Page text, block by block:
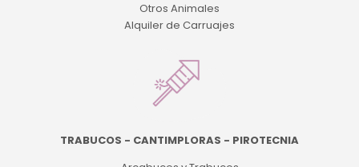
Otros Animales
Alquiler de Carruajes
TRABUCOS - CANTIMPLORAS - PIROTECNIA